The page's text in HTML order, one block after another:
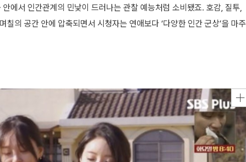
에서 인간관계의 민낯이 드러나는 관찰 예능처럼 소비됐죠. 호감, 질투,
칠의 공간 안에 압축되면서 시청자는 연애보다 ‘다양한 인간 군상’을 마주